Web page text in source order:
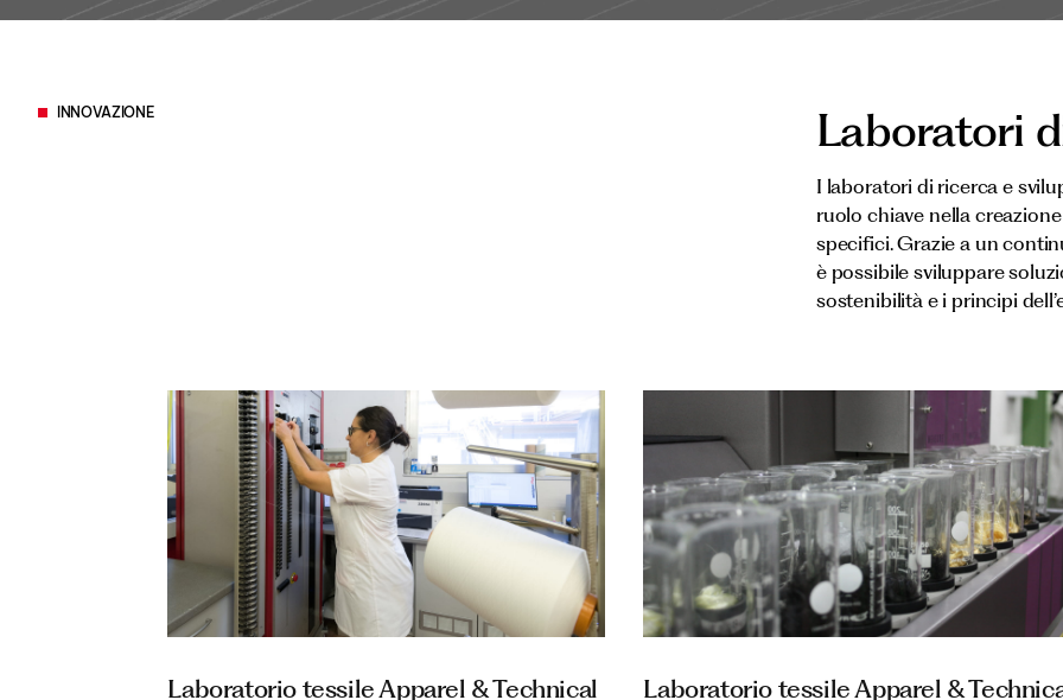
INNOVAZIONE Laboratori
I laboratori di ricerca e
ruolo chiave nella
specifici. Grazie a un
è possibile sviluppare
sostenibilità e i principi
Laboratorio tessile Apparel & Technical Laboratorio tessile Apparel &